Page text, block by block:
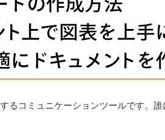
るコミュニケーションツールです。